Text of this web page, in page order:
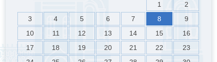
1
2
3
4 5 6 7 8
9
10
11 12 13 14 15
16
17
18 19 20 21 22
23